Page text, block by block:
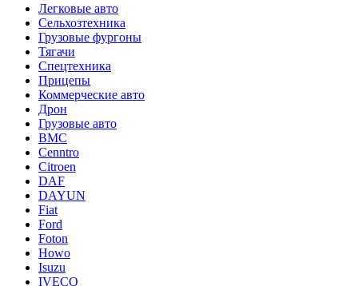
Легковые авто
Сельхозтехника
Грузовые фургоны
Тягачи
Спецтехника
Прицепы
Коммерческие авто
Дрон
Грузовые авто
BMC
Cenntro
Citroen
DAF
DAYUN
Fiat
Ford
Foton
Howo
Isuzu
IVECO